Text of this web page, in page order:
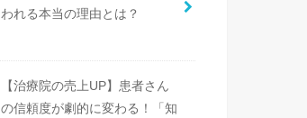
われる本当の理由とは？
【治療院の売上UP】患者さん
の信頼度が劇的に変わる！「知